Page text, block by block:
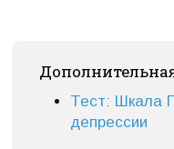
Тест: Шкала
депрессии